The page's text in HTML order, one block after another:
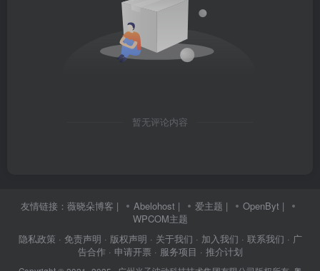
暂无评论内容
友情链接： 薇晓朵博客 | Abelohost | 爱主题 | OpenByt |
WPCOM主题
隐私政策 · 免责声明 · 版权声明 · 关于我们 · 加入我们 · 联系我们 · 广
告合作 · 申请开票 · 服务项目 · 推介计划